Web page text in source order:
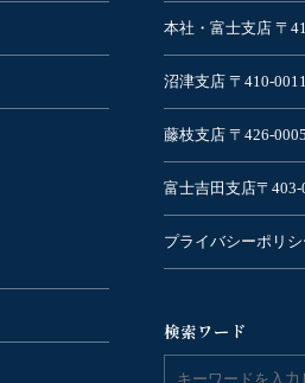
本社・富士支店 〒
沼津支店 〒410-
藤枝支店 〒426-
富士吉田支店〒
プライバシーポリシ
検索ワード